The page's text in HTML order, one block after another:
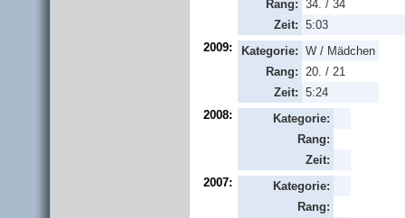
Rang: 34. / 34
Zeit: 5:03
2009:
Kategorie: W / Mädchen
Rang:
20. / 21
Zeit: 5:24
2008:
Kategorie:
Rang:
Zeit:
2007:
Kategorie:
Rang: